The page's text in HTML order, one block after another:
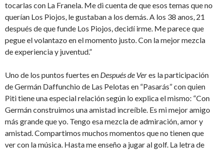
tocarlas con La Franela. Me di cuenta de que esos temas que no
querían Los Piojos, le gustaban a los demás. A los 38 anos, 21
después de que funde Los Piojos, decidí irme. Me parece que
pegue el volantazo en el momento justo. Con la mejor mezcla
de experiencia y juventud.”
Uno de los puntos fuertes en Después de Veres la participación
de Germán Daffunchio de Las Pelotas en “Pasarás” con quien
Piti tiene una especial relación según lo explica el mismo: “Con
Germán construimos una amistad increíble. Es mi mejor amigo
más grande que yo. Tengo esa mezcla de admiración, amor y
amistad. Compartimos muchos momentos que no tienen que
ver con la música. Hasta me enseño a jugar al golf. La letra de